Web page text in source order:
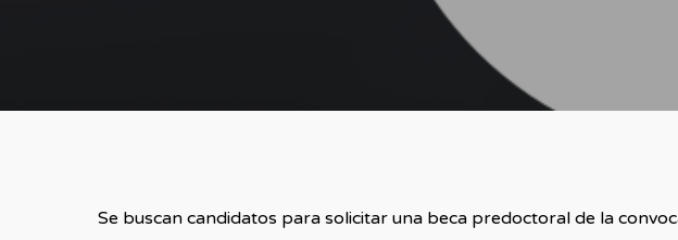
Se buscan candidatos para solicitar una beca predoctoral de la